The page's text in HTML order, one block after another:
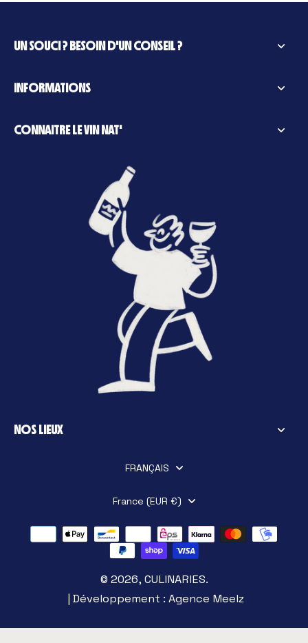
UN SOUCI ? BESOIN D'UN CONSEIL ?
INFORMATIONS
CONNAITRE LE VIN NAT'
NOS LIEUX
FRANÇAIS
France (EUR €)
© 2026, CULINARIES.
| Développement : Agence Meelz